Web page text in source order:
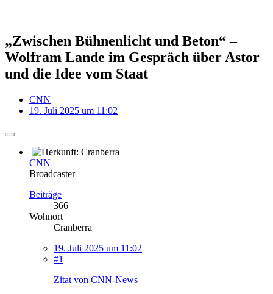
„Zwischen Bühnenlicht und Beton“ –
Wolfram Lande im Gespräch über Astor
und die Idee vom Staat
CNN
19. Juli 2025 um 11:02
CNN
Broadcaster
Beiträge
366
Wohnort
Cranberra
19. Juli 2025 um 11:02
#1
Zitat von CNN-News